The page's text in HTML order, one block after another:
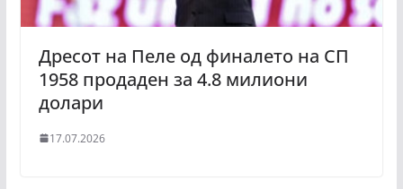
Дресот на Пеле од финалето на СП
1958 продаден за 4.8 милиони
долари
17.07.2026